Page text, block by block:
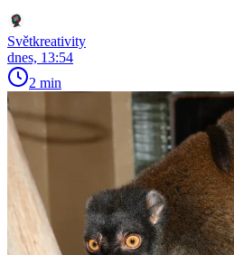
Světkreativity
dnes, 13:54
2 min